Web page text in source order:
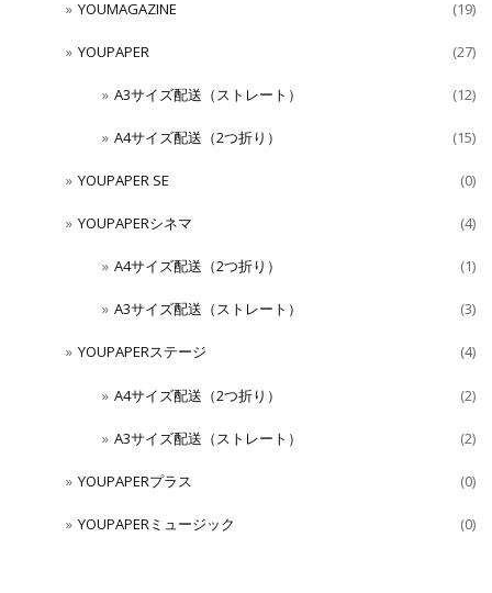
YOUMAGAZINE (19)
YOUPAPER (27)
A3サイズ配送（ストレート） (12)
A4サイズ配送（2つ折り） (15)
YOUPAPER SE (0)
YOUPAPERシネマ (4)
A4サイズ配送（2つ折り） (1)
A3サイズ配送（ストレート） (3)
YOUPAPERステージ (4)
A4サイズ配送（2つ折り） (2)
A3サイズ配送（ストレート） (2)
YOUPAPERプラス (0)
YOUPAPERミュージック (0)